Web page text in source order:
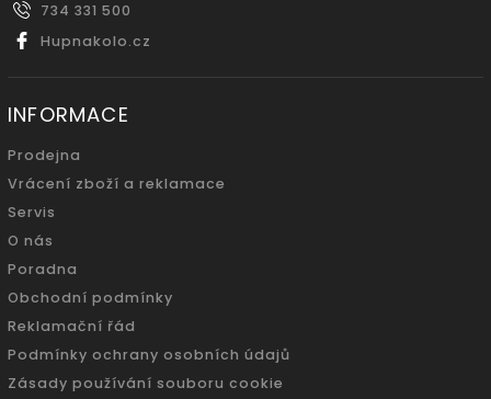
734 331 500
Hupnakolo.cz
INFORMACE
Prodejna
Vrácení zboží a reklamace
Servis
O nás
Poradna
Obchodní podmínky
Reklamační řád
Podmínky ochrany osobních údajů
Zásady používání souboru cookie